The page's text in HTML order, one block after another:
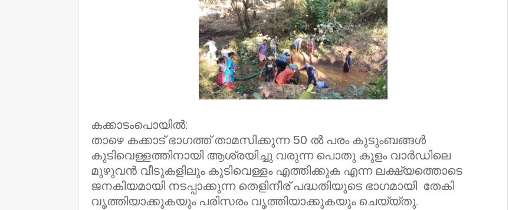
കക്കാടംപൊയിൽ:
താഴെ കക്കാട് ഭാഗത്ത് താമസിക്കുന്ന 50 ൽ പരം കുടുംബങ്ങൾ
കുടിവെള്ളത്തിനായി ആശ്രയിച്ചു വരുന്ന പൊതു കുളം വാർഡിലെ
മുഴുവൻ വീടുകളിലും കുടിവെള്ളം എത്തിക്കുക എന്ന ലക്ഷ്യത്തൊടെ
ജനകിയമായി നടപ്പാക്കുന്ന തെളിനീര് പദ്ധതിയുടെ ഭാഗമായി തേകി
വൃത്തിയാക്കുകയും പരിസരം വൃത്തിയാക്കുകയും ചെയ്യ്തു.